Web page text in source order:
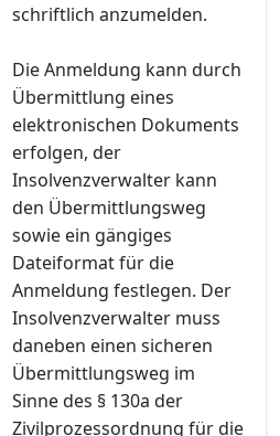
schriftlich anzumelden.
Die Anmeldung kann durch
Übermittlung eines
elektronischen Dokuments
erfolgen, der
Insolvenzverwalter kann
den Übermittlungsweg
sowie ein gängiges
Dateiformat für die
Anmeldung festlegen. Der
Insolvenzverwalter muss
daneben einen sicheren
Übermittlungsweg im
Sinne des § 130a der
Zivilprozessordnung für die